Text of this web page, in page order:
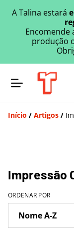
A Talina estará
Encomende
produção
Início / Artigos /
Impressão
ORDENAR POR